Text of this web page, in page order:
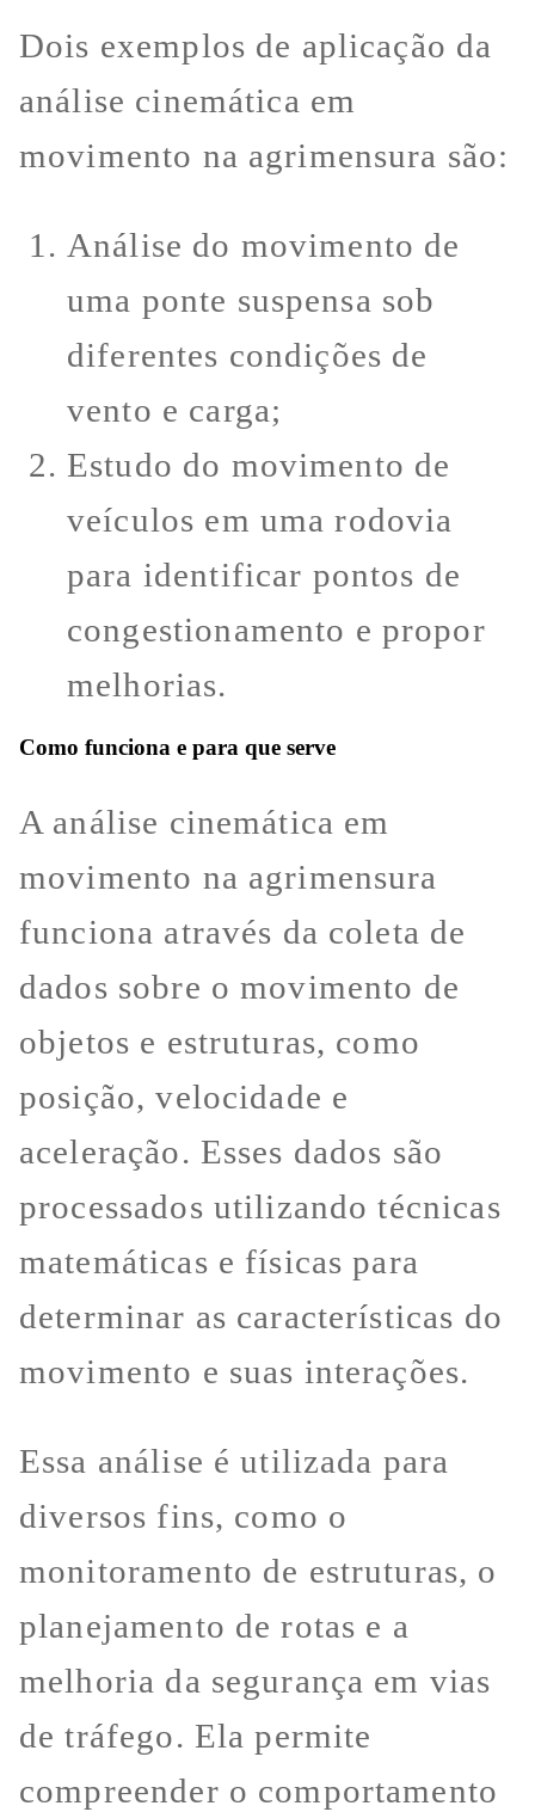
Dois exemplos de aplicação da
análise cinemática em
movimento na agrimensura são:
Análise do movimento de
uma ponte suspensa sob
diferentes condições de
vento e carga;
Estudo do movimento de
veículos em uma rodovia
para identificar pontos de
congestionamento e propor
melhorias.
Como funciona e para que serve
A análise cinemática em
movimento na agrimensura
funciona através da coleta de
dados sobre o movimento de
objetos e estruturas, como
posição, velocidade e
aceleração. Esses dados são
processados utilizando técnicas
matemáticas e físicas para
determinar as características do
movimento e suas interações.
Essa análise é utilizada para
diversos fins, como o
monitoramento de estruturas, o
planejamento de rotas e a
melhoria da segurança em vias
de tráfego. Ela permite
compreender o comportamento